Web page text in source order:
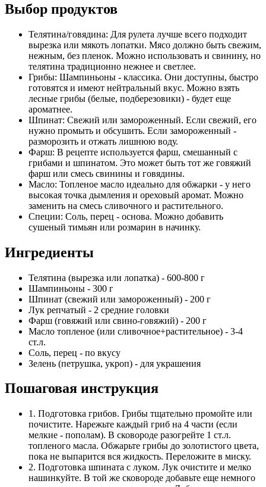
Выбор продуктов
Телятина/говядина: Для рулета лучше всего подходит
вырезка или мякоть лопатки. Мясо должно быть свежим,
нежным, без пленок. Можно использовать и свинину, но
телятина традиционно нежнее и светлее.
Грибы: Шампиньоны - классика. Они доступны, быстро
готовятся и имеют нейтральный вкус. Можно взять
лесные грибы (белые, подберезовики) - будет еще
ароматнее.
Шпинат: Свежий или замороженный. Если свежий, его
нужно промыть и обсушить. Если замороженный -
разморозить и отжать лишнюю воду.
Фарш: В рецепте используется фарш, смешанный с
грибами и шпинатом. Это может быть тот же говяжий
фарш или смесь свинины и говядины.
Масло: Топленое масло идеально для обжарки - у него
высокая точка дымления и ореховый аромат. Можно
заменить на смесь сливочного и растительного.
Специи: Соль, перец - основа. Можно добавить
сушеный тимьян или розмарин в начинку.
Ингредиенты
Телятина (вырезка или лопатка) - 600-800 г
Шампиньоны - 300 г
Шпинат (свежий или замороженный) - 200 г
Лук репчатый - 2 средние головки
Фарш (говяжий или свино-говяжий) - 200 г
Масло топленое (или сливочное+растительное) - 3-4
ст.л.
Соль, перец - по вкусу
Зелень (петрушка, укроп) - для украшения
Пошаговая инструкция
1. Подготовка грибов. Грибы тщательно промойте или
почистите. Нарежьте каждый гриб на 4 части (если
мелкие - пополам). В сковороде разогрейте 1 ст.л.
топленого масла. Обжарьте грибы до золотистого цвета,
пока не выпарится вся жидкость. Переложите в миску.
2. Подготовка шпината с луком. Лук очистите и мелко
нашинкуйте. В той же сковороде добавьте еще немного